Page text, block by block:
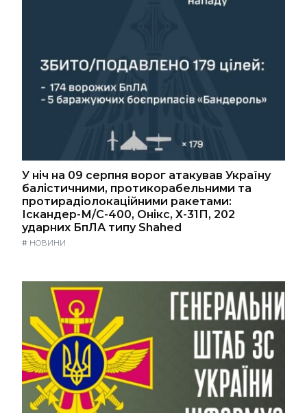
У ніч на 09 серпня ворог атакував Україну
балістичними, протикорабельними та
протирадіолокаційними ракетами:
Іскандер-М/С-400, Онікс, Х-31П, 202
ударних БпЛА типу Shahed
# НОВИНИ